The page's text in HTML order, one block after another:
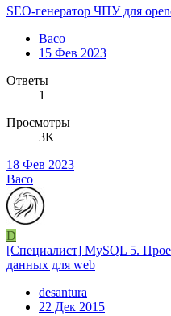
SEO-генератор ЧПУ для
Baco
15 Фев 2023
Ответы
1
Просмотры
3K
18 Фев 2023
Baco
D
[Специалист] MySQL 5.
данных для web
desantura
22 Дек 2015